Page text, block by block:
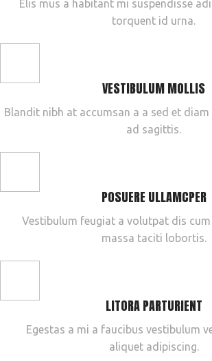
Elis mus a habitant mi suspendisse
torquent id urna.
VESTIBULUM MOLLIS
Blandit nibh at accumsan a a sed et
ad sagittis.
POSUERE ULLAMCPER
Vestibulum feugiat a volutpat dis
massa taciti lobortis.
LITORA PARTURIENT
Egestas a mi a faucibus vestibulum
aliquet adipiscing.